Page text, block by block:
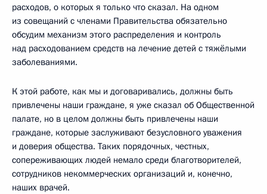
расходов, о которых я только что сказал. На одном
из совещаний с членами Правительства обязательно
обсудим механизм этого распределения и контроль
над расходованием средств на лечение детей с тяжёлыми
заболеваниями.
К этой работе, как мы и договаривались, должны быть
привлечены наши граждане, я уже сказал об Общественной
палате, но в целом должны быть привлечены наши
граждане, которые заслуживают безусловного уважения
и доверия общества. Таких порядочных, честных,
сопереживающих людей немало среди благотворителей,
сотрудников некоммерческих организаций и, конечно,
наших врачей.